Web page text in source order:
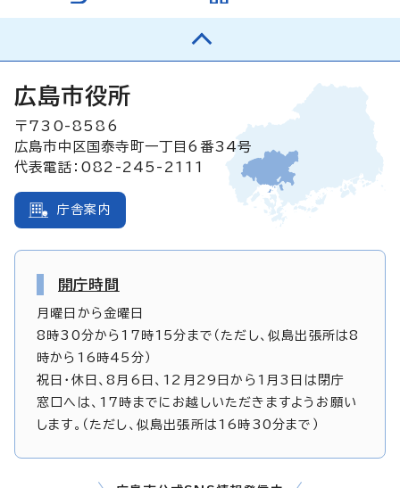
広島市役所
〒730-8586
広島市中区国泰寺町一丁目6番34号
代表電話：082-245-2111
庁舎案内
開庁時間
月曜日から金曜日
8時30分から17時15分まで（ただし、似島出張所は8
時から16時45分）
祝日・休日、8月6日、12月29日から1月3日は閉庁
窓口へは、17時までにお越しいただきますようお願い
します。（ただし、似島出張所は16時30分まで）